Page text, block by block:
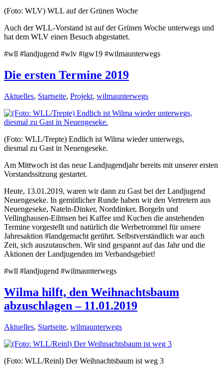
(Foto: WLV) WLL auf der Grünen Woche
Auch der WLL-Vorstand ist auf der Grünen Woche unterwegs und
hat dem WLV einen Besuch abgestattet.
#wll #landjugend #wlv #igw19 #wilmaunterwegs
Die ersten Termine 2019
Aktuelles, Startseite, Projekt, wilmaunterwegs
(Foto: WLL/Trepte) Endlich ist Wilma wieder unterwegs,
diesmal zu Gast in Neuengeseke.
Am Mittwoch ist das neue Landjugendjahr bereits mit unserer ersten
Vorstandssitzung gestartet.
Heute, 13.01.2019, waren wir dann zu Gast bei der Landjugend
Neuengeseke. In gemütlicher Runde haben wir den Vertretern aus
Neuengeseke, Nateln-Dinker, Norddinker, Borgeln und
Vellinghausen-Eilmsen bei Kaffee und Kuchen die anstehenden
Termine vorgestellt und natürlich die Werbetrommel für unsere
Jahresaktion #landgemacht gerührt. Selbstverständlich war auch
Zeit, sich auszutauschen. Wir sind gespannt auf das Jahr und die
Aktionen der Landjugenden im Verbandsgebiet!
#wll #landjugend #wilmaunterwegs
Wilma hilft, den Weihnachtsbaum
abzuschlagen – 11.01.2019
Aktuelles, Startseite, wilmaunterwegs
(Foto: WLL/Reinl) Der Weihnachtsbaum ist weg 3